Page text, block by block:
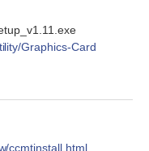
Graphics-Card
ccmtinstall.html